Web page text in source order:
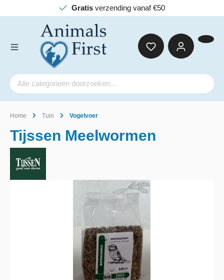
verzending vanaf €50
Home Tuin Vogelvoer
Tijssen Meelwormen